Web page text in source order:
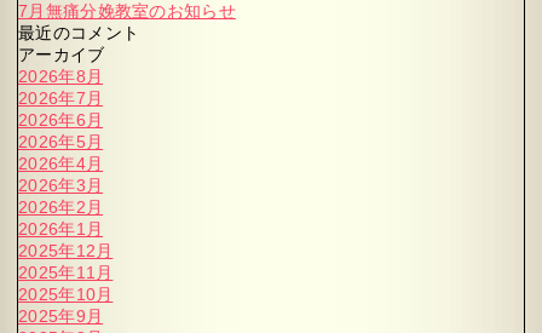
7月無痛分娩教室のお知らせ
最近のコメント
アーカイブ
2026年8月
2026年7月
2026年6月
2026年5月
2026年4月
2026年3月
2026年2月
2026年1月
2025年12月
2025年11月
2025年10月
2025年9月